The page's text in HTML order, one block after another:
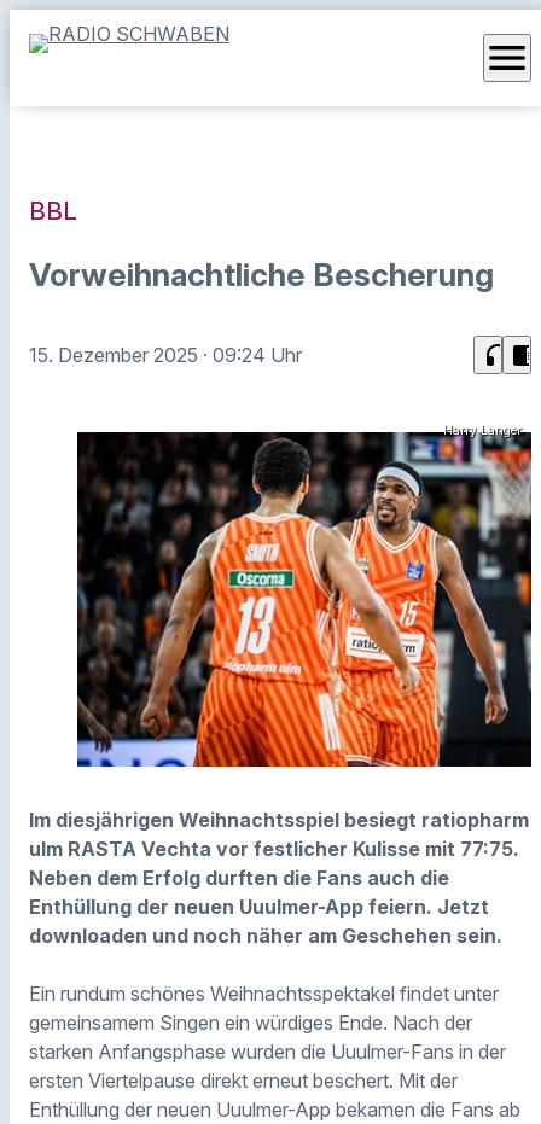
menu
BBL
Vorweihnachtliche Bescherung
15. Dezember 2025 · 09:24 Uhr headphones chrome_reader_mode
Harry Langer
Im diesjährigen Weihnachtsspiel besiegt ratiopharm
ulm RASTA Vechta vor festlicher Kulisse mit 77:75.
Neben dem Erfolg durften die Fans auch die
Enthüllung der neuen Uuulmer-App feiern. Jetzt
downloaden und noch näher am Geschehen sein.
Ein rundum schönes Weihnachtsspektakel findet unter
gemeinsamem Singen ein würdiges Ende. Nach der
starken Anfangsphase wurden die Uuulmer-Fans in der
ersten Viertelpause direkt erneut beschert. Mit der
Enthüllung der neuen Uuulmer-App bekamen die Fans ab